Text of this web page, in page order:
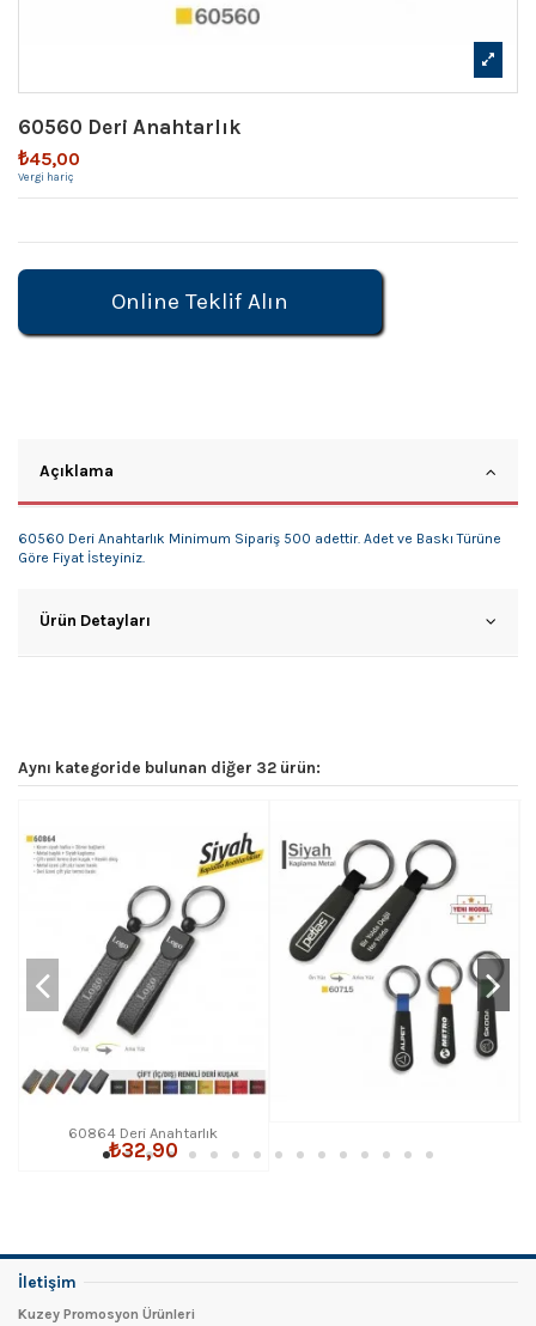
60560 Deri Anahtarlık
₺45,00
Vergi hariç
Online Teklif Alın
Açıklama
60560 Deri Anahtarlık Minimum Sipariş 500 adettir. Adet ve Baskı Türüne
Göre Fiyat İsteyiniz.
Ürün Detayları
Aynı kategoride bulunan diğer 32 ürün:
60864 Deri Anahtarlık
₺32,90
İletişim
Kuzey Promosyon Ürünleri